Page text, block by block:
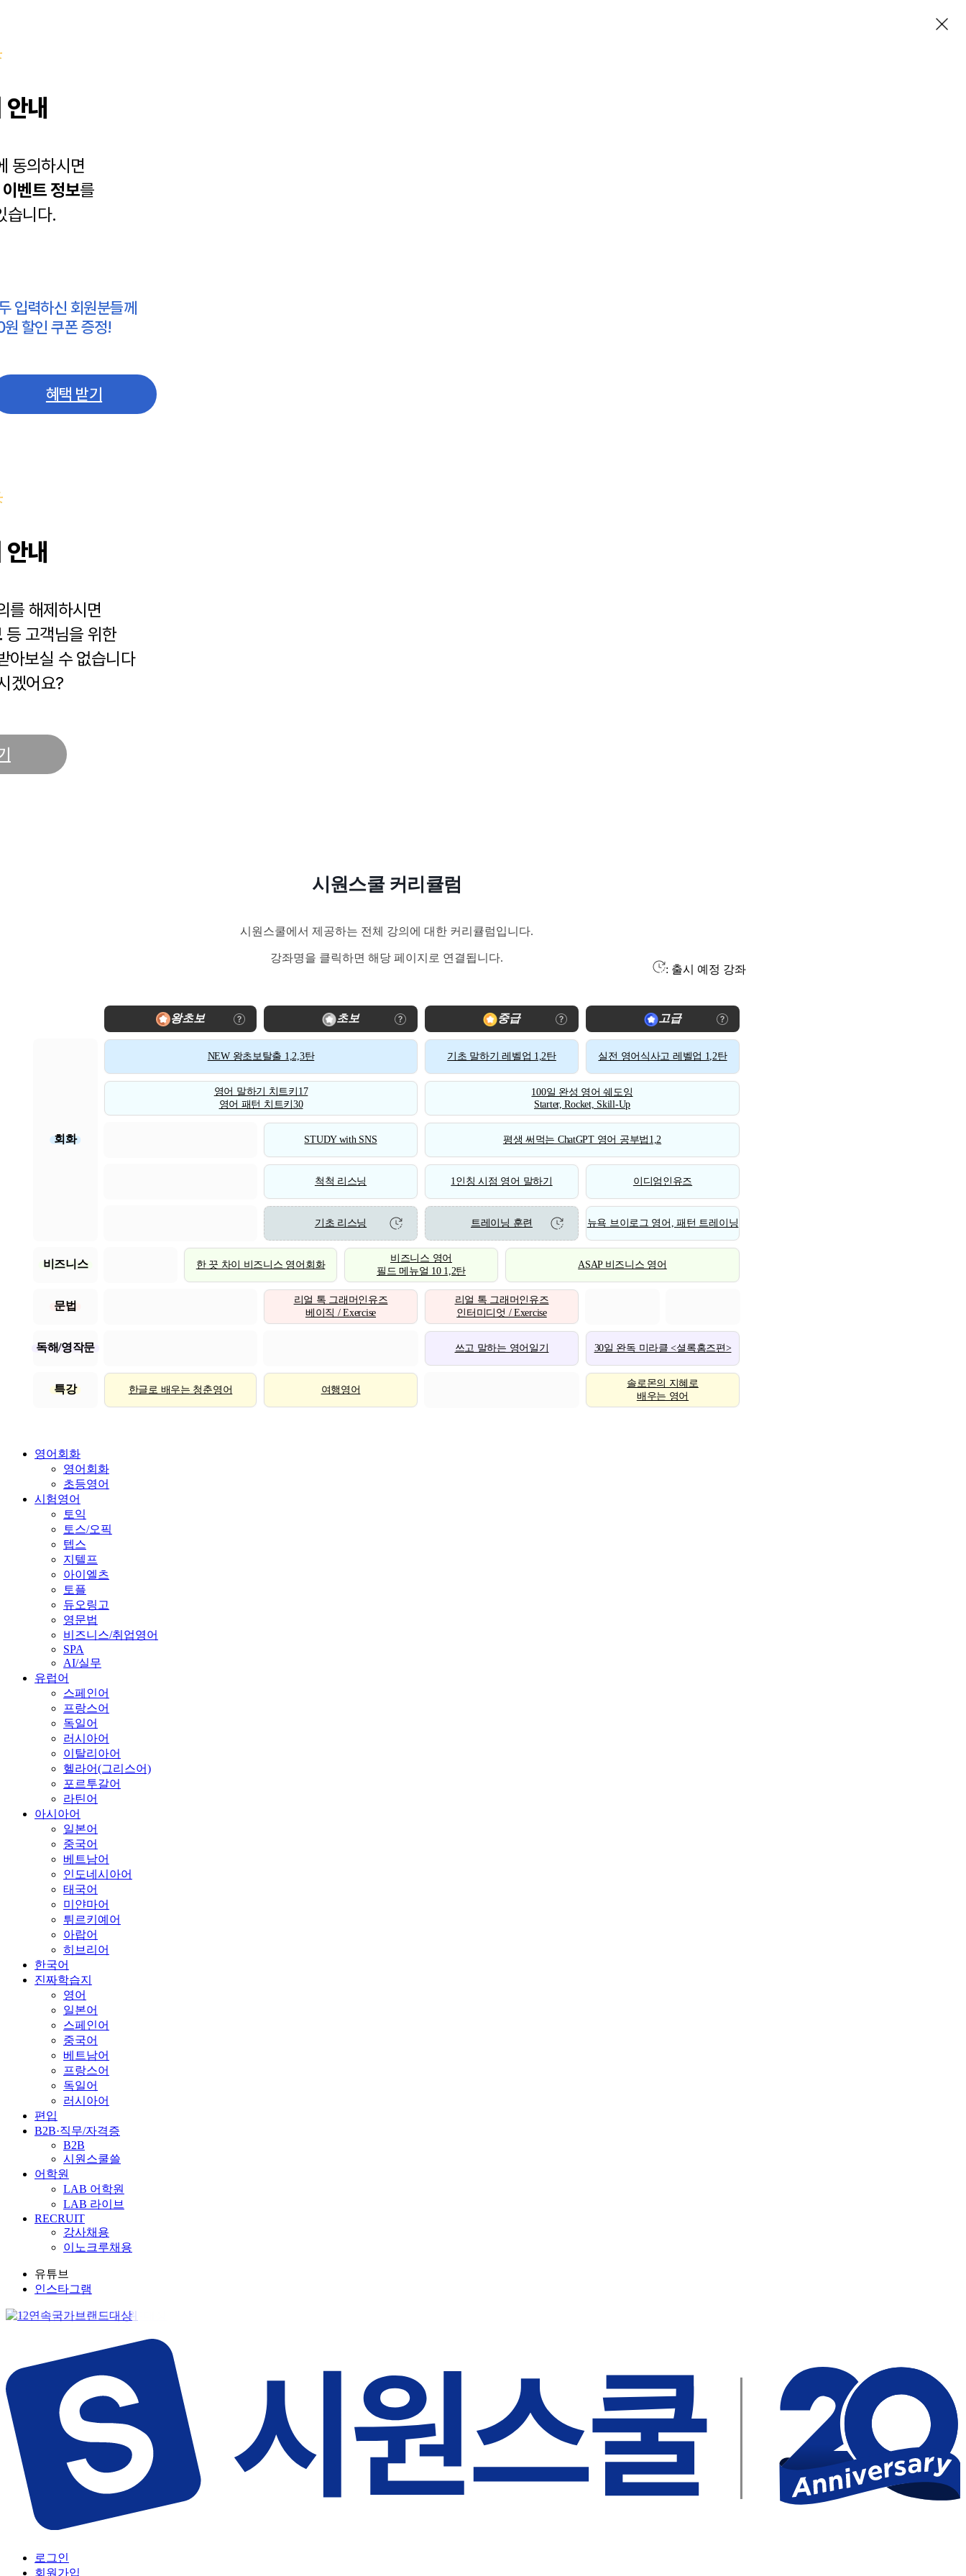
내
동의하시면
이벤트 정보를
습니다.
입력하신 회원분들께
할인 쿠폰 증정!
혜택 받기
내
를 해제하시면
등 고객님을 위한
아보실 수 없습니다
겠어요?
시원스쿨 커리큘럼
시원스쿨에서 제공하는 전체 강의에 대한 커리큘럼입니다.
강좌명을 클릭하면 해당 페이지로 연결됩니다.
: 출시 예정 강좌
왕초보 초보 중급 고급
회화
NEW 왕초보탈출 1,2,3탄 기초 말하기 레벨업 1,2탄 실전 영어식사고 레벨업 1,2탄
영어 말하기 치트키17
영어 패턴 치트키30
100일 완성 영어 쉐도잉
Starter, Rocket, Skill-Up
STUDY with SNS 평생 써먹는 ChatGPT 영어 공부법1,2
척척 리스닝 1인칭 시점 영어 말하기 이디엄인유즈
기초 리스닝 트레이닝 훈련 뉴욕 브이로그 영어, 패턴 트레이닝
비즈니스 한 끗 차이 비즈니스 영어회화
비즈니스 영어
필드 메뉴얼 10 1,2탄
ASAP 비즈니스 영어
문법
리얼 톡 그래머인유즈
베이직 / Exercise
리얼 톡 그래머인유즈
인터미디엇 / Exercise
독해/영작문 쓰고 말하는 영어일기 30일 완독 미라클 <셜록홈즈편>
특강 한글로 배우는 청춘영어 여행영어
솔로몬의 지혜로
배우는 영어
영어회화
영어회화
초등영어
시험영어
토익
토스/오픽
텝스
지텔프
아이엘츠
토플
듀오링고
영문법
비즈니스/취업영어
SPA
AI/실무
유럽어
스페인어
프랑스어
독일어
러시아어
이탈리아어
헬라어(그리스어)
포르투갈어
라틴어
아시아어
일본어
중국어
베트남어
인도네시아어
태국어
미얀마어
튀르키예어
아랍어
히브리어
한국어
진짜학습지
영어
일본어
스페인어
중국어
베트남어
프랑스어
독일어
러시아어
편입
B2B·직무/자격증
B2B
시원스쿨쓸
어학원
LAB 어학원
LAB 라이브
RECRUIT
강사채용
이노크루채용
유튜브
인스타그램
로그인
회원가입